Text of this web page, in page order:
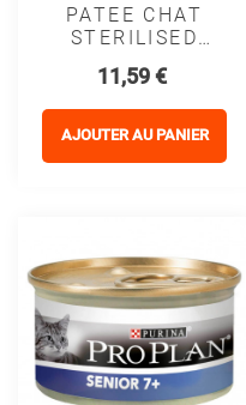
PATEE CHAT
STERILISED
POULET -
PURINA
PROPLAN
Prix
11,59 €
AJOUTER AU PANIER